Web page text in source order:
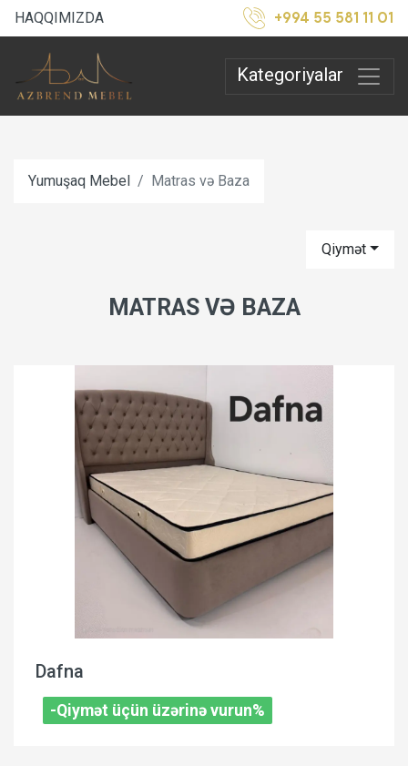
HAQQIMIZDA +994 55 581 11 01
Kategoriyalar
Yumuşaq Mebel Matras və Baza
Qiymət
MATRAS VƏ BAZA
Dafna
-Qiymət üçün üzərinə vurun%